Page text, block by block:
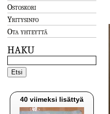
Ostoskori
Yritysinfo
Ota yhteyttä
HAKU
40 viimeksi lisättyä